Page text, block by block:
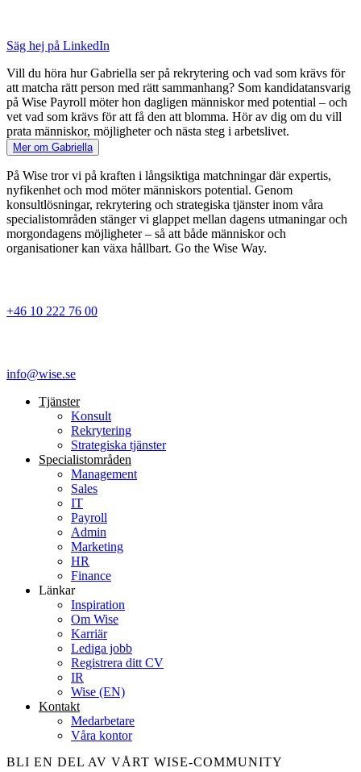
Säg hej på LinkedIn
Vill du höra hur Gabriella ser på rekrytering och vad som krävs för
att matcha rätt person med rätt sammanhang? Som kandidatansvarig
på Wise Payroll möter hon dagligen människor med potential – och
vet vad som krävs för att få den att blomma. Hör av dig om du vill
prata människor, möjligheter och nästa steg i arbetslivet.
Mer om Gabriella
På Wise tror vi på kraften i långsiktiga matchningar där expertis,
nyfikenhet och mod möter människors potential. Genom
konsultlösningar, rekrytering och strategiska tjänster inom våra
specialistområden stänger vi glappet mellan dagens utmaningar och
morgondagens möjligheter – så att både människor och
organisationer kan växa hållbart. Go the Wise Way.
+46 10 222 76 00
info@wise.se
Tjänster
Konsult
Rekrytering
Strategiska tjänster
Specialist­områden
Management
Sales
IT
Payroll
Admin
Marketing
HR
Finance
Länkar
Inspiration
Om Wise
Karriär
Lediga jobb
Registrera ditt CV
IR
Wise (EN)
Kontakt
Medarbetare
Våra kontor
BLI EN DEL AV VÅRT WISE-COMMUNITY